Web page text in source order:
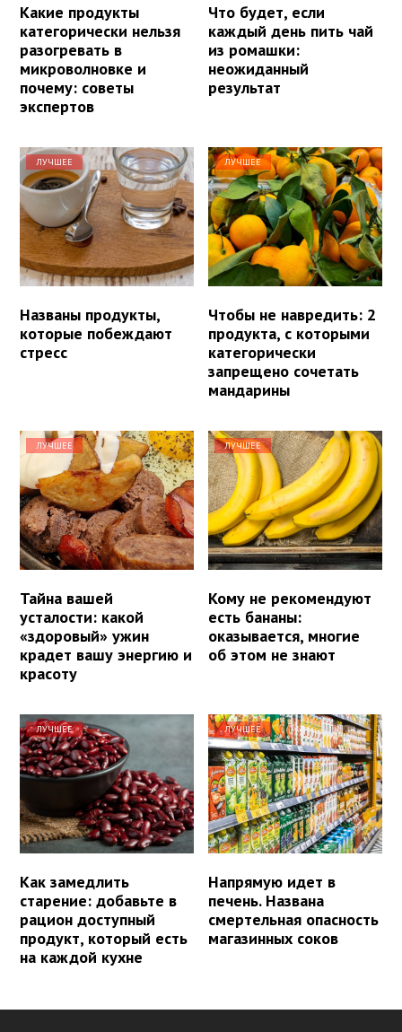
Какие продукты
категорически нельзя
разогревать в
микроволновке и
почему: советы
экспертов
Что будет, если
каждый день пить чай
из ромашки:
неожиданный
результат
ЛУЧШЕЕ
Названы продукты,
которые побеждают
стресс
ЛУЧШЕЕ
Чтобы не навредить: 2
продукта, с которыми
категорически
запрещено сочетать
мандарины
ЛУЧШЕЕ
Тайна вашей
усталости: какой
«здоровый» ужин
крадет вашу энергию и
красоту
ЛУЧШЕЕ
Кому не рекомендуют
есть бананы:
оказывается, многие
об этом не знают
ЛУЧШЕЕ
Как замедлить
старение: добавьте в
рацион доступный
продукт, который есть
на каждой кухне
ЛУЧШЕЕ
Напрямую идет в
печень. Названа
смертельная опасность
магазинных соков